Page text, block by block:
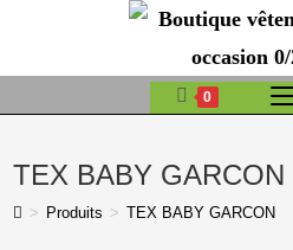
content
0
TEX BABY GARCON
> Produits > TEX BABY GARCON